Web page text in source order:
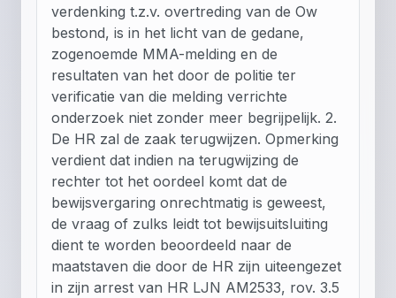
verdenking t.z.v. overtreding van de Ow
bestond, is in het licht van de gedane,
zogenoemde MMA-melding en de
resultaten van het door de politie ter
verificatie van die melding verrichte
onderzoek niet zonder meer begrijpelijk. 2.
De HR zal de zaak terugwijzen. Opmerking
verdient dat indien na terugwijzing de
rechter tot het oordeel komt dat de
bewijsvergaring onrechtmatig is geweest,
de vraag of zulks leidt tot bewijsuitsluiting
dient te worden beoordeeld naar de
maatstaven die door de HR zijn uiteengezet
in zijn arrest van HR LJN AM2533, rov. 3.5